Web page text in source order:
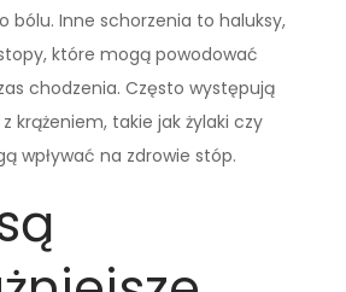
bólu. Inne schorzenia to haluksy,
które mogą powodować
chodzenia. Często występują
krążeniem, takie jak żylaki czy
wpływać na zdrowie stóp.